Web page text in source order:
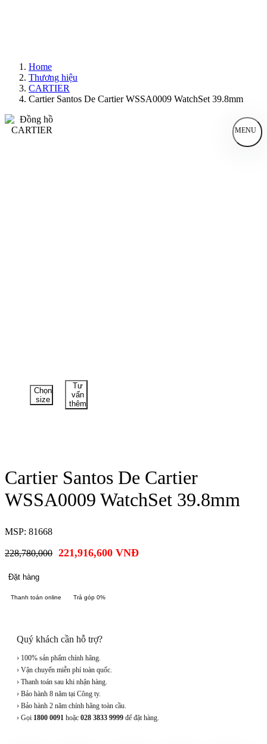
Home
Thương hiệu
CARTIER
Cartier Santos De Cartier WSSA0009 WatchSet 39.8mm
MENU
Chọn
size
Tư
vấn
thêm
Cartier Santos De Cartier
WSSA0009 WatchSet 39.8mm
MSP: 81668
228,780,000 221,916,600 VNĐ
Đặt hàng
Thanh toán online Trả góp 0%
Quý khách cần hỗ trợ?
› 100% sản phẩm chính hãng.
› Vận chuyển miễn phí toàn quốc.
› Thanh toán sau khi nhận hàng.
› Bảo hành 8 năm tại Công ty.
› Bảo hành 2 năm chính hãng toàn cầu.
› Gọi 1800 0091 hoặc 028 3833 9999 để đặt hàng.